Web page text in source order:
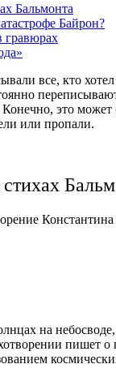
Бальмонта
Байрон?
гравюрах
все, кто
это может
или пропали.
на
пишет о